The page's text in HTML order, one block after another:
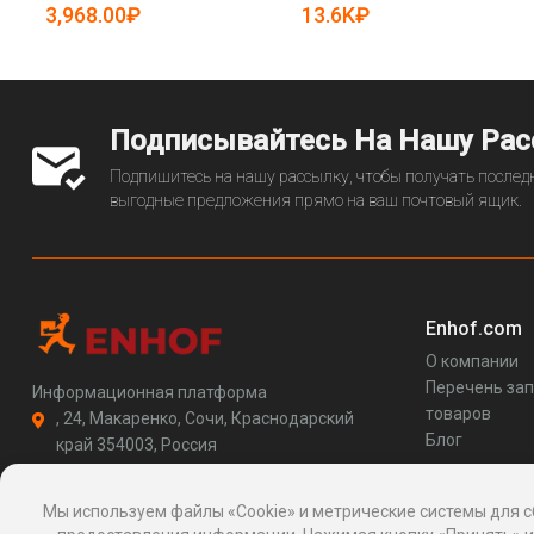
3,968.00₽
5081649)
13.6K₽
Подписывайтесь На Нашу
Подпишитесь на нашу рассылку, чтобы получать
выгодные предложения прямо на ваш почтовый ящик.
Информационная платформа
, 24, Макаренко, Сочи, Краснодарский
край 354003, Россия
http://enhof.com
Enhof.com
О компании
Перечень
товаров
Блог
Мы используем файлы «Cookie» и метрические системы для